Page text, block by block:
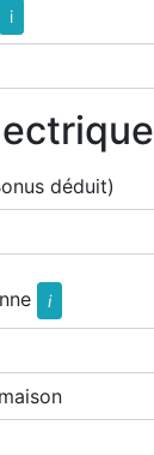
i
déduit)
i